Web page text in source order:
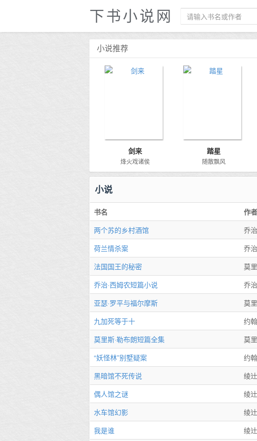
下书小说网
小说推荐
剑来
烽火戏诸侯
踏星
随散飘风
小说
书名 作者
两个苏的乡村酒馆
乔
荷兰情杀案
乔
法国国王的秘密
莫
乔治·西姆农短篇小说
乔
亚瑟·罗平与福尔摩斯
莫
九加死等于十
约
莫里斯·勒布朗短篇全集
莫
“妖怪林”别墅疑案
约
黑暗馆不死传说
绫
偶人馆之谜
绫
水车馆幻影
绫
我是谁
绫